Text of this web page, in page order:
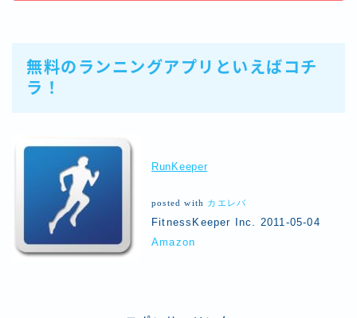
無料のランニングアプリといえばコチ
ラ！
RunKeeper
posted with カエレバ
FitnessKeeper Inc. 2011-05-04
Amazon